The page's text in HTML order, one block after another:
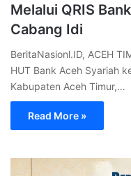
Melalui QRIS
Cabang Idi
BeritaNasionl.ID, ACEH
HUT Bank Aceh Syariah
Kabupaten Aceh Timur,…
Read More »